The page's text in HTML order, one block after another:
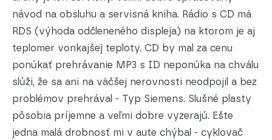
návod na obsluhu a servisná kniha. Rádio s CD má
RDS (výhoda odčleneného displeja) na ktorom je aj
teplomer vonkajšej teploty. CD by mal za cenu
ponúkať prehrávanie MP3 s ID neponúka na chválu
slúži, že sa ani na väčšej nerovnosti neodpojil a bez
problémov prehrával - Typ Siemens. Slušné plasty
pôsobia príjemne a veľmi dobre vyzerajú. Ešte
jedna malá drobnosť mi v aute chýbal - cyklovač